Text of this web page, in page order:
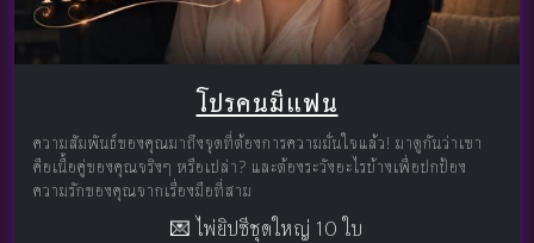
โปรคนมีแฟน
ความสัมพันธ์ของคุณมาถึงจุดที่ต้องการความมั่นใจแล้ว! มาดูกันว่าเขา
คือเนื้อคู่ของคุณจริงๆ หรือเปล่า? และต้องระวังอะไรบ้างเพื่อปกป้อง
ความรักของคุณจากเรื่องมือที่สาม
💌 ไพ่ยิปซีชุดใหญ่ 10 ใบ